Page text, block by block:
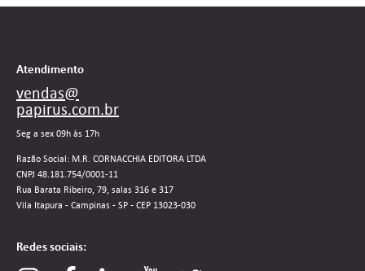
Atendimento
vendas@
papirus.com.br
Seg a sex 09h às 17h
Razão Social: M.R. CORNACCHIA EDITORA LTDA
CNPJ 48.181.754/0001-11
Rua Barata Ribeiro, 79, salas 316 e 317
Vila Itapura - Campinas - SP - CEP 13023-030
Redes sociais: